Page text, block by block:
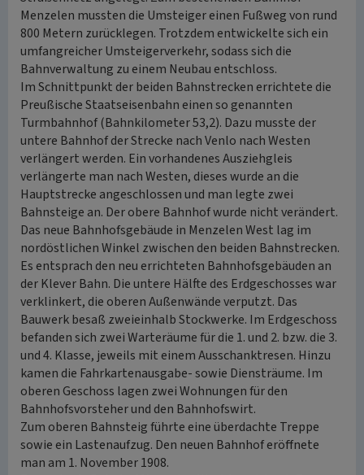
Menzelen mussten die Umsteiger einen Fußweg von rund
800 Metern zurücklegen. Trotzdem entwickelte sich ein
umfangreicher Umsteigerverkehr, sodass sich die
Bahnverwaltung zu einem Neubau entschloss.
Im Schnittpunkt der beiden Bahnstrecken errichtete die
Preußische Staatseisenbahn einen so genannten
Turmbahnhof (Bahnkilometer 53,2). Dazu musste der
untere Bahnhof der Strecke nach Venlo nach Westen
verlängert werden. Ein vorhandenes Ausziehgleis
verlängerte man nach Westen, dieses wurde an die
Hauptstrecke angeschlossen und man legte zwei
Bahnsteige an. Der obere Bahnhof wurde nicht verändert.
Das neue Bahnhofsgebäude in Menzelen West lag im
nordöstlichen Winkel zwischen den beiden Bahnstrecken.
Es entsprach den neu errichteten Bahnhofsgebäuden an
der Klever Bahn. Die untere Hälfte des Erdgeschosses war
verklinkert, die oberen Außenwände verputzt. Das
Bauwerk besaß zweieinhalb Stockwerke. Im Erdgeschoss
befanden sich zwei Warteräume für die 1. und 2. bzw. die 3.
und 4. Klasse, jeweils mit einem Ausschanktresen. Hinzu
kamen die Fahrkartenausgabe- sowie Diensträume. Im
oberen Geschoss lagen zwei Wohnungen für den
Bahnhofsvorsteher und den Bahnhofswirt.
Zum oberen Bahnsteig führte eine überdachte Treppe
sowie ein Lastenaufzug. Den neuen Bahnhof eröffnete
man am 1. November 1908.